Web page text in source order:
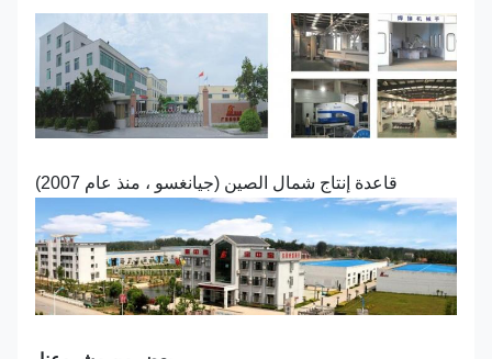
قاعدة إنتاج شمال الصين (جيانغسو ، منذ عام 2007)